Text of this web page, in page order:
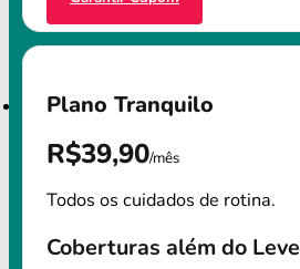
Plano Tranquilo
R$39,90/mês
Todos os cuidados de rotina.
Coberturas além do Leve